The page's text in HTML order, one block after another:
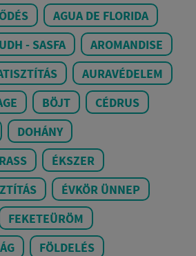
AGUA DE FLORIDA
- SASFA
AROMANDISE
AURAVÉDELEM
BÖJT
CÉDRUS
DOHÁNY
ÉKSZER
ÉVKÖR ÜNNEP
FEKETEÜRÖM
FÖLDELÉS